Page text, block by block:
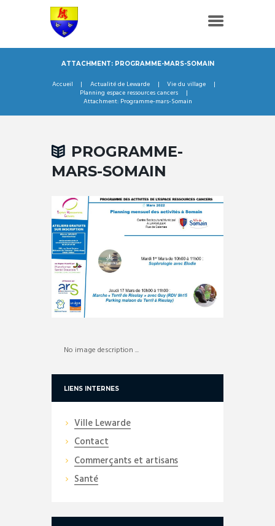
ATTACHMENT: PROGRAMME-MARS-SOMAIN
Accueil Actualité de Lewarde
Vie du village
Planning espace ressources cancers
Attachment: Programme-mars-Somain
PROGRAMME-
MARS-SOMAIN
No image description ...
LIENS INTERNES
Ville Lewarde
Contact
Commerçants et artisans
Santé